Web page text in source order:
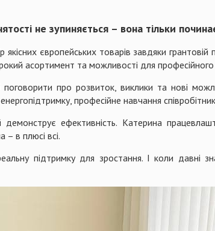
не зупиняється – вона тільки
європейських товарів завдяки
асортимент та можливості для професійного
про розвиток, виклики та нові
професійне навчання
ефективність. Катерина
в плюсі всі.
підтримку для зростання. І коли давні